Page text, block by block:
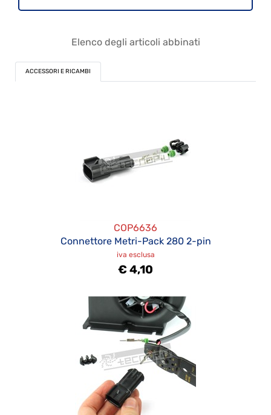
Elenco degli articoli abbinati
ACCESSORI E RICAMBI
COP6636
Connettore Metri-Pack 280 2-pin
iva esclusa
€ 4,10